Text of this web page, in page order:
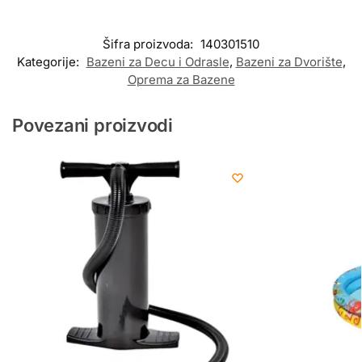
Šifra proizvoda: 140301510
Kategorije: Bazeni za Decu i Odrasle, Bazeni za Dvorište,
Oprema za Bazene
Povezani proizvodi